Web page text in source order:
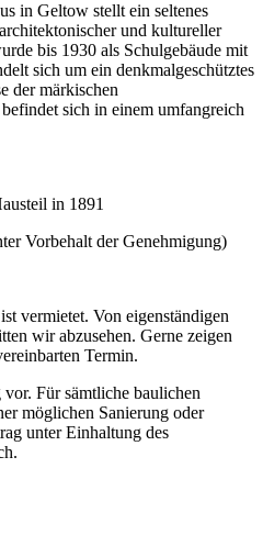
in Geltow stellt ein seltenes
und kultureller
bis 1930 als Schulgebäude mit
sich um ein denkmalgeschütztes
der märkischen
sich in einem umfangreich
in 1891
Vorbehalt der Genehmigung)
vermietet. Von eigenständigen
wir abzusehen. Gerne zeigen
Termin.
Für sämtliche baulichen
möglichen Sanierung oder
unter Einhaltung des